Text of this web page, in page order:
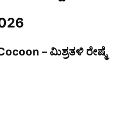
– ಮಿಶ್ರತಳಿ ರೇಷ್ಮೆ